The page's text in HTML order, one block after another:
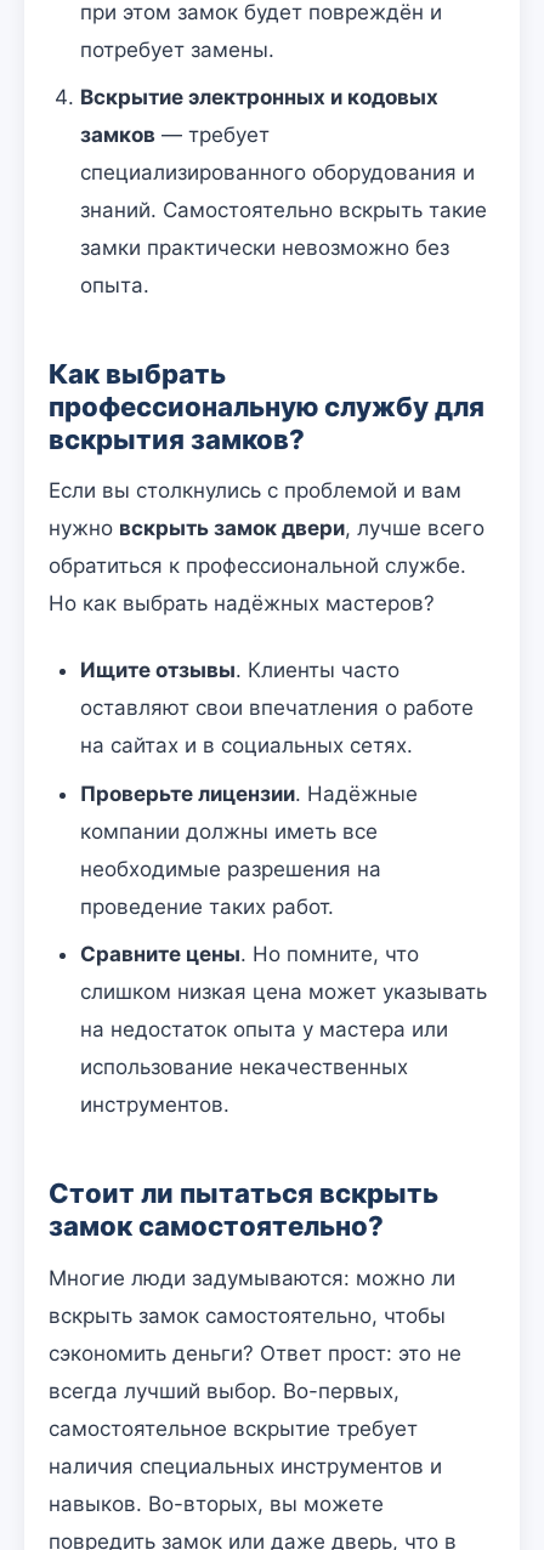
при этом замок будет повреждён и
потребует замены.
Вскрытие электронных и кодовых
замков— требует
специализированного оборудования и
знаний. Самостоятельно вскрыть такие
замки практически невозможно без
опыта.
Как выбрать
профессиональную службу для
вскрытия замков?
Если вы столкнулись с проблемой и вам
нужно вскрыть замок двери, лучше всего
обратиться к профессиональной службе.
Но как выбрать надёжных мастеров?
Ищите отзывы. Клиенты часто
оставляют свои впечатления о работе
на сайтах и в социальных сетях.
Проверьте лицензии. Надёжные
компании должны иметь все
необходимые разрешения на
проведение таких работ.
Сравните цены. Но помните, что
слишком низкая цена может указывать
на недостаток опыта у мастера или
использование некачественных
инструментов.
Стоит ли пытаться вскрыть
замок самостоятельно?
Многие люди задумываются: можно ли
вскрыть замок самостоятельно, чтобы
сэкономить деньги? Ответ прост: это не
всегда лучший выбор. Во-первых,
самостоятельное вскрытие требует
наличия специальных инструментов и
навыков. Во-вторых, вы можете
повредить замок или даже дверь, что в